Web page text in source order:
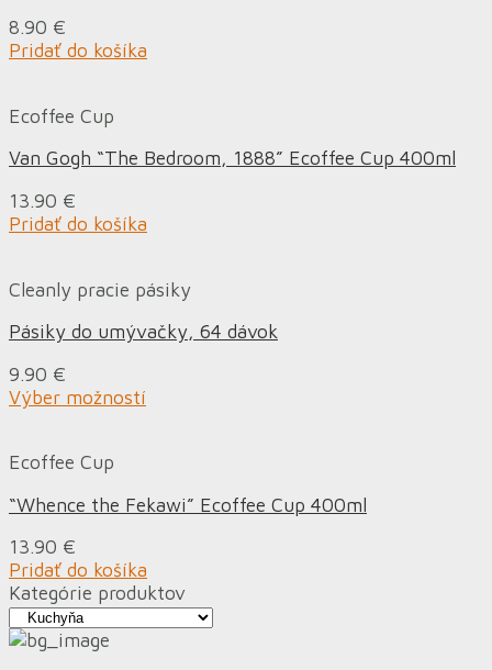
8.90 €
Pridať do košíka
Ecoffee Cup
Van Gogh “The Bedroom, 1888” Ecoffee Cup 400ml
13.90 €
Pridať do košíka
Cleanly pracie pásiky
Pásiky do umývačky, 64 dávok
9.90 €
Výber možností
Ecoffee Cup
“Whence the Fekawi” Ecoffee Cup 400ml
13.90 €
Pridať do košíka
Kategórie produktov